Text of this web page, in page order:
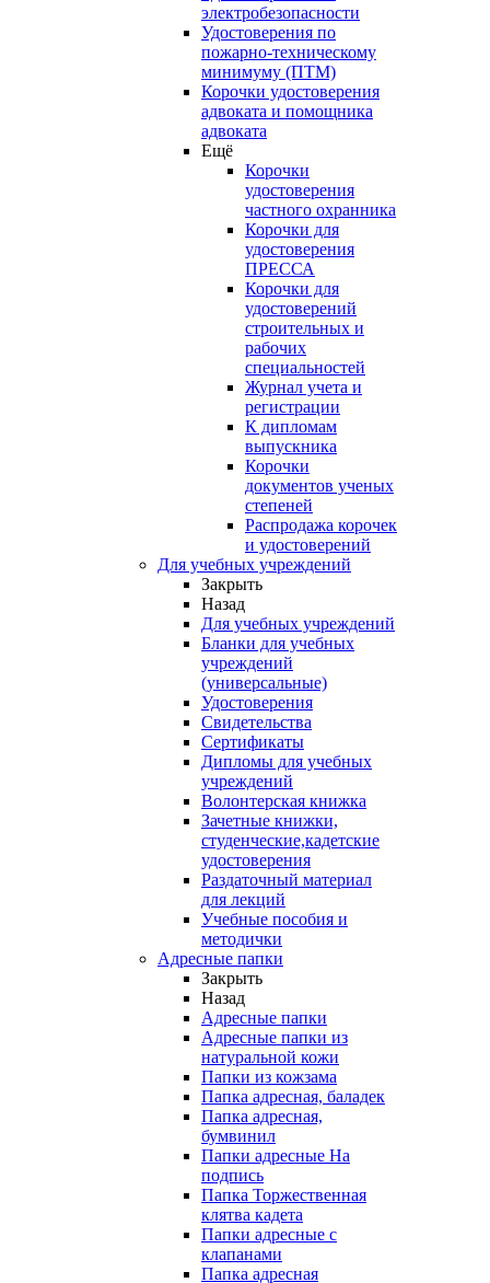
электробезопасности
Удостоверения по
пожарно-техническому
минимуму (ПТМ)
Корочки удостоверения
адвоката и помощника
адвоката
Ещё
Корочки
удостоверения
частного охранника
Корочки для
удостоверения
ПРЕССА
Корочки для
удостоверений
строительных и
рабочих
специальностей
Журнал учета и
регистрации
К дипломам
выпускника
Корочки
документов ученых
степеней
Распродажа корочек
и удостоверений
Для учебных учреждений
Закрыть
Назад
Для учебных учреждений
Бланки для учебных
учреждений
(универсальные)
Удостоверения
Свидетельства
Сертификаты
Дипломы для учебных
учреждений
Волонтерская книжка
Зачетные книжки,
студенческие,кадетские
удостоверения
Раздаточный материал
для лекций
Учебные пособия и
методички
Адресные папки
Закрыть
Назад
Адресные папки
Адресные папки из
натуральной кожи
Папки из кожзама
Папка адресная, баладек
Папка адресная,
бумвинил
Папки адресные На
подпись
Папка Торжественная
клятва кадета
Папки адресные с
клапанами
Папка адресная